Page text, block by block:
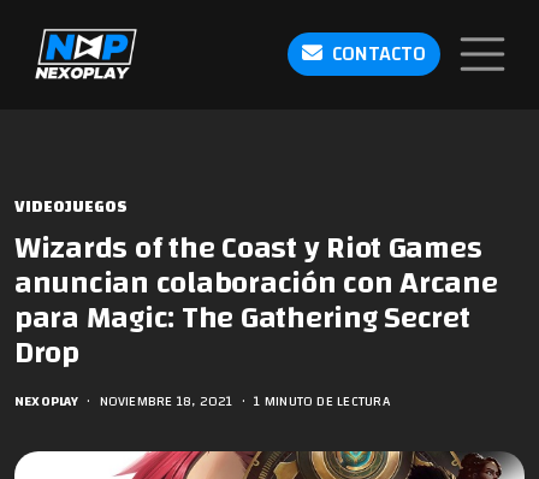
CONTACTO
VIDEOJUEGOS
Wizards of the Coast y Riot Games
anuncian colaboración con Arcane
para Magic: The Gathering Secret
Drop
NEXOPLAY • NOVIEMBRE 18, 2021 • 1 MINUTO DE LECTURA